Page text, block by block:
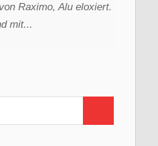
Raximo, Alu eloxiert.
mit...